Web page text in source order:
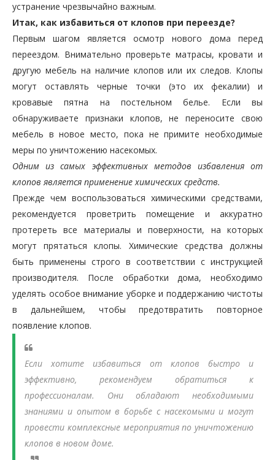
устранение чрезвычайно важным.
Итак, как избавиться от клопов при переезде?
Первым шагом является осмотр нового дома перед
переездом. Внимательно проверьте матрасы, кровати и
другую мебель на наличие клопов или их следов. Клопы
могут оставлять черные точки (это их фекалии) и
кровавые пятна на постельном белье. Если вы
обнаруживаете признаки клопов, не переносите свою
мебель в новое место, пока не примите необходимые
меры по уничтожению насекомых.
Одним из самых эффективных методов избавления от
клопов является применение химических средств.
Прежде чем воспользоваться химическими средствами,
рекомендуется проветрить помещение и аккуратно
протереть все материалы и поверхности, на которых
могут прятаться клопы. Химические средства должны
быть применены строго в соответствии с инструкцией
производителя. После обработки дома, необходимо
уделять особое внимание уборке и поддержанию чистоты
в дальнейшем, чтобы предотвратить повторное
появление клопов.
Если хотите избавиться от клопов быстро и
эффективно, рекомендуем обратиться к
профессионалам. Они обладают необходимыми
знаниями и опытом в борьбе с насекомыми и могут
провести комплексные мероприятия по уничтожению
клопов в новом доме.